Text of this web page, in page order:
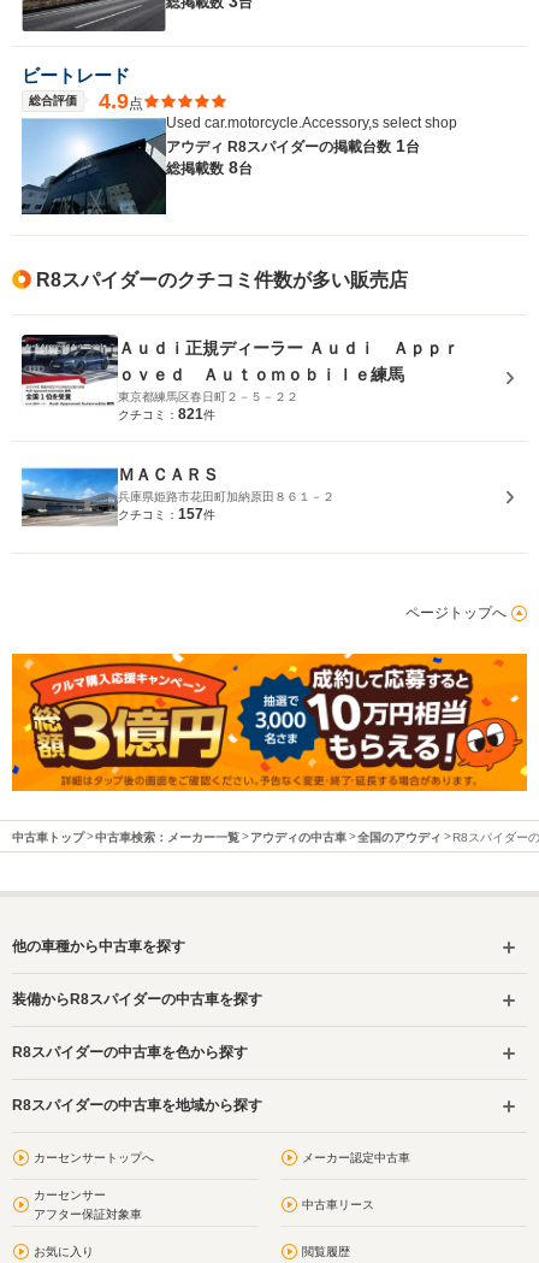
ビートレード
総合評価 4.9点
Used car.motorcycle.Accessory,s select shop
アウディ R8スパイダーの掲載台数 1台
総掲載数 8台
R8スパイダーのクチコミ件数が多い販売店
Ａｕｄｉ正規ディーラー Ａｕｄｉ Ａｐｐｒ
ｏｖｅｄ Ａｕｔｏｍｏｂｉｌｅ練馬
東京都練馬区春日町２－５－２２
クチコミ： 821件
ＭＡＣＡＲＳ
兵庫県姫路市花田町加納原田８６１－２
クチコミ： 157件
ページトップへ
中古車トップ 中古車検索：メーカー一覧 アウディの中古車 全国のアウディ R8スパイダー
他の車種から中古車を探す
装備からR8スパイダーの中古車を探す
R8スパイダーの中古車を色から探す
R8スパイダーの中古車を地域から探す
カーセンサートップへ メーカー認定中古車
カーセンサー
アフター保証対象車
中古車リース
お気に入り 閲覧履歴